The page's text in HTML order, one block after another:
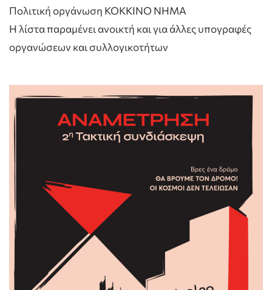
Πολιτική οργάνωση ΚΟΚΚΙΝΟ ΝΗΜΑ
Η λίστα παραμένει ανοικτή και για άλλες υπογραφές
οργανώσεων και συλλογικοτήτων